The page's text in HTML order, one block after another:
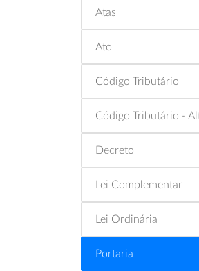
Atas
Ato
Código Tributário
Código Tributário -
Decreto
Lei Complementar
Lei Ordinária
Portaria